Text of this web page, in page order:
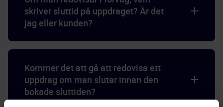
skriver sluttid på uppdraget? Är det
jag eller kunden?
Kommer det att gå att redovisa ett
uppdrag om man slutar innan den
bokade sluttiden?